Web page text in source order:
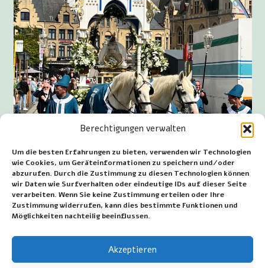
Berechtigungen verwalten
Um die besten Erfahrungen zu bieten, verwenden wir Technologien
wie Cookies, um Geräteinformationen zu speichern und/oder
abzurufen. Durch die Zustimmung zu diesen Technologien können
wir Daten wie Surfverhalten oder eindeutige IDs auf dieser Seite
verarbeiten. Wenn Sie keine Zustimmung erteilen oder Ihre
Zustimmung widerrufen, kann dies bestimmte Funktionen und
Möglichkeiten nachteilig beeinflussen.
Akzeptieren
Maria Ommegang in Poperinge
~~~